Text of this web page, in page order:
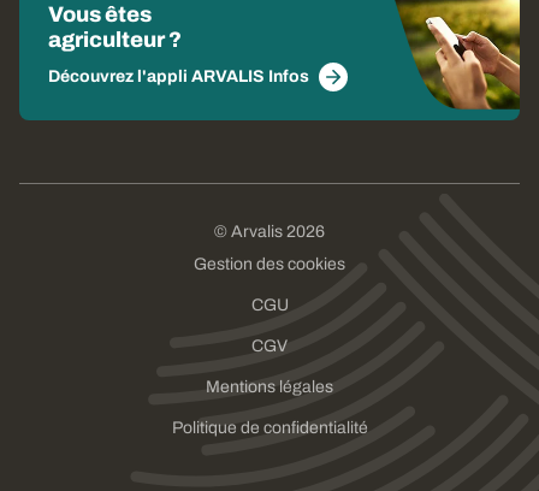
Vous êtes
agriculteur ?
Découvrez l'appli ARVALIS Infos
© Arvalis 2026
Gestion des cookies
CGU
CGV
Mentions légales
Politique de confidentialité